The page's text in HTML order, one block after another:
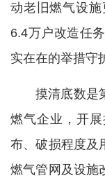
动老旧燃气设
6.4万户改造任
实在在的举措守
摸清底数是
燃气企业，开
布、破损程度及
燃气管网及设施